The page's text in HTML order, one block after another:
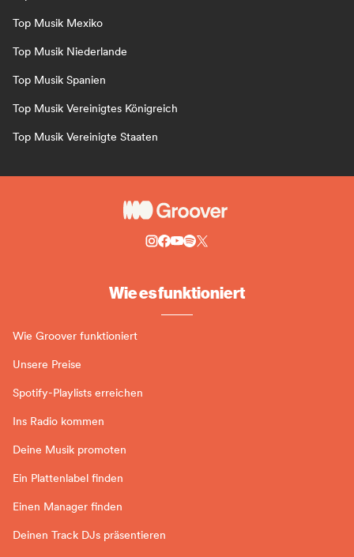
Top Musik Mexiko
Top Musik Niederlande
Top Musik Spanien
Top Musik Vereinigtes Königreich
Top Musik Vereinigte Staaten
Wie es funktioniert
Wie Groover funktioniert
Unsere Preise
Spotify-Playlists erreichen
Ins Radio kommen
Deine Musik promoten
Ein Plattenlabel finden
Einen Manager finden
Deinen Track DJs präsentieren